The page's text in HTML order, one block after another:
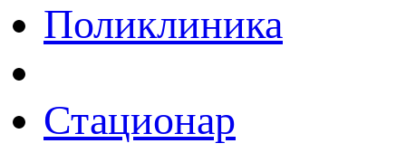
Поликлиника
Стационар